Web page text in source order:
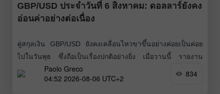
GBP/USD ประจำวันที่ 6 สิงหาคม: ดอลลาร์ยังคง
อ่อนค่าอย่างต่อเนื่อง
คู่สกุลเงิน GBP/USD ยังคงเคลื่อนไหวขาขึ้นอย่างค่อยเป็นค่อย
ไปในวันพุธ ซึ่งถือเป็นเรื่องปกติอย่างยิ่ง เมื่อวานนี้ รายงาน
เศรษฐกิจของสหรัฐฯ ทั้งสองฉบับ (ซึ่งจริงๆ แล้วไม่ได้สำคัญมาก
นัก) ออกมาต่ำกว่าที่คาดการณ์ไว้ ส่งผลให้ดอลลาร์เผชิญแรง
Paolo Greco
04:52 2026-08-06 UTC+2
834